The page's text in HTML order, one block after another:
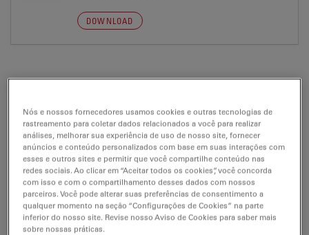
DOWNLOAD
Leica MacroFluo Brochure DE
Jul 27, 2026 PDF, 1 MB
DOWNLOAD
Leica MacroFluo Brochure ES
Nós e nossos fornecedores usamos cookies e outras tecnologias de
rastreamento para coletar dados relacionados a você para realizar
análises, melhorar sua experiência de uso de nosso site, fornecer
anúncios e conteúdo personalizados com base em suas interações com
esses e outros sites e permitir que você compartilhe conteúdo nas
redes sociais. Ao clicar em “Aceitar todos os cookies”, você concorda
com isso e com o compartilhamento desses dados com nossos
parceiros. Você pode alterar suas preferências de consentimento a
qualquer momento na seção “Configurações de Cookies” na parte
inferior do nosso site. Revise nosso Aviso de Cookies para saber mais
sobre nossas práticas.